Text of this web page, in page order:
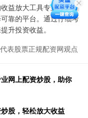
益放大工具专业的股票
靠的平台。通过仔细考
升投资收益。
表股票正规配资网观点
网上配资炒股，助你
股，轻松放大收益